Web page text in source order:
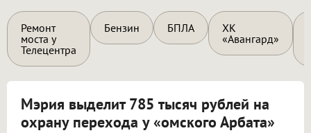
Ремонт
моста у
Телецентра
Бензин БПЛА
ХК
«Авангард»
Мэрия выделит 785 тысяч рублей на
охрану перехода у «омского Арбата»